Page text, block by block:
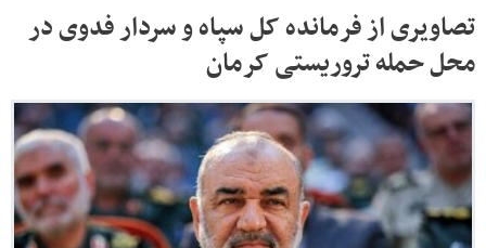
تصاویری از فرمانده کل سپاه و سردار فدوی در
محل حمله تروریستی کرمان